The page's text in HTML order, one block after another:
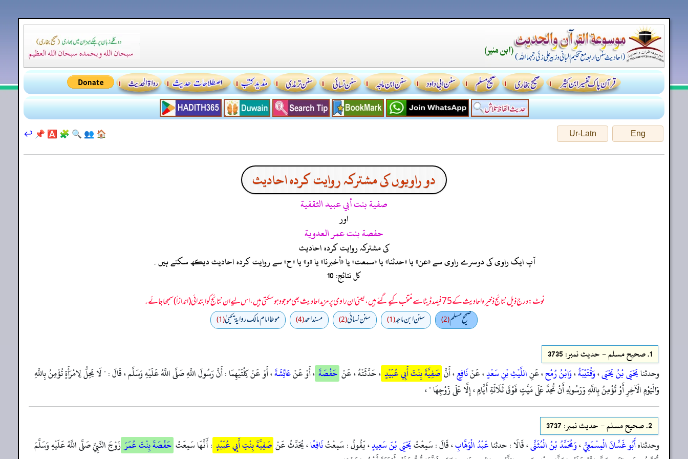
Eng
Ur-Latn
🏠
👥
🔍
🧩
🅰️
📌
↩️
دو راویوں کی مشترکہ روایت کردہ احادیث
صفية بنت أبي عبيد الثقفية
اور
حفصة بنت عمر العدوية
کی مشترکہ روایت کردہ احادیث
آپ ایک راوی کی دوسرے راوی سے «عن» یا «حدثنا» یا «سمعت» یا «أخبرنا» یا «و» یا «ح» سے روایت کردہ احادیث دیکھ سکتے ہیں۔
کل نتائج: 10
نوٹ: درج ذیل نتائج ذخیرہ احادیث کے 75 فیصد ڈیٹا سے منتخب کیے گئے ہیں، یعنی ان راوی پر مزید احادیث بھی موجود ہو سکتی ہیں، اس لیے ان نتائج کو ابتدائی (اندازاً) سمجھا جائے۔
صحيح مسلم(2) سنن ابن ماجه(1) سنن نسائي(2) مسند احمد(4) موطا امام مالك رواية يحييٰ(1)
1. صحيح مسلم - حدیث نمبر: 3735
وحدثنايَحْيَى بْنُ يَحْيَى،وَقُتَيْبَةُ،وَابْنُ رُمْح، عَنِاللَّيْثِ بْنِ سَعْدٍ، عَنْنَافِعٍ، أَنَّ صَفِيَّةَ بِنْتَ أَبِي عُبَيْدٍ ، حَدَّثَتْهُ ، عَنْ حَفْصَةَ ، أَوْ عَنْعَائِشَةَ، أَوْ عَنْ كِلْتَيْهِمَا : أَنَّ رَسُولَ اللَّهِ صَلَّى اللَّهُ عَلَيْهِ وَسَلَّم ، قَالَ : " لَا يَحِلُّ لِامْرَأَةٍ تُؤْمِنُ بِاللَّهِ
وَالْيَوْمِ الْآخِرِ أَوْ تُؤْمِنُ بِاللَّهِ وَرَسُولِهِ أَنْ تُحِدَّ عَلَى مَيِّتٍ فَوْقَ ثَلَاثَةِ أَيَّامٍ ، إِلَّا عَلَى زَوْجِهَا " ،
2. صحيح مسلم - حدیث نمبر: 3737
وحدثناهأَبُو غَسَّانَ الْمِسْمَعِيُّ،وَمُحَمَّدُ بْنُ الْمُثَنَّى، قَالَا : حدثناعَبْدُ الْوَهَّابِ، قَالَ : سَمِعْتُيَحْيَى بْنَ سَعِيدٍ، يَقُولُ : سَمِعْتُنَافِعًا، يُحَدِّثُ عَنْ صَفِيَّةَ بِنْتِ أَبِي عُبَيْدٍ : أَنَّهَا سَمِعَتْ حَفْصَةَ بِنْتَ عُمَرَزَوْجَ النَّبِيِّ صَلَّى اللَّهُ عَلَيْهِ وَسَلَّمَ